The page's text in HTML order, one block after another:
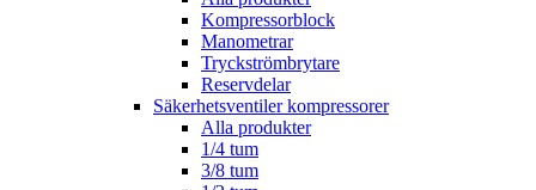
Kompressorblock
Manometrar
Tryckströmbrytare
Reservdelar
Säkerhetsventiler kompressorer
Alla produkter
1/4 tum
3/8 tum